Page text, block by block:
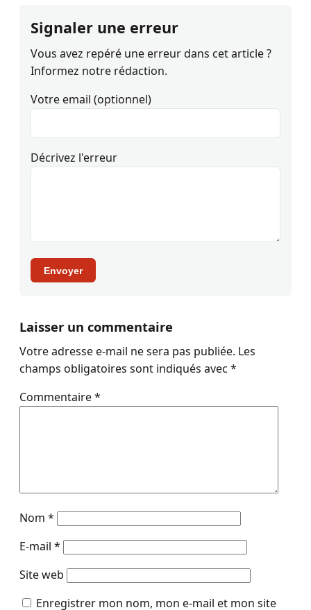
Signaler une erreur
Vous avez repéré une erreur dans cet article ?
Informez notre rédaction.
Votre email (optionnel)
Décrivez l'erreur
Envoyer
Laisser un commentaire
Votre adresse e-mail ne sera pas publiée. Les
champs obligatoires sont indiqués avec *
Commentaire*
Nom *
E-mail *
Site web
Enregistrer mon nom, mon e-mail et mon site